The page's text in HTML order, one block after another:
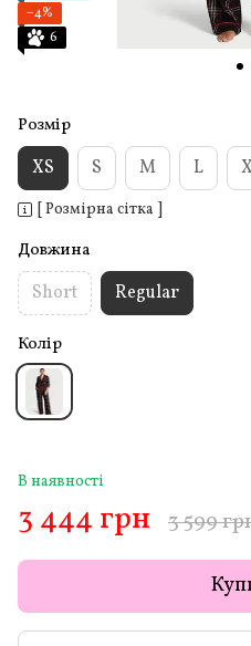
−4%
6
Розмір
XS S M L
[ Розмірна сітка ]
Довжина
Short Regular
Колір
В наявності
3 444 грн 3 599